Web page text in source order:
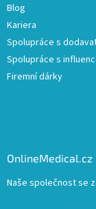
Blog
Kariera
Spolupráce s
Spolupráce s
Firemní dárky
OnlineMedical.cz
Naše společnost se